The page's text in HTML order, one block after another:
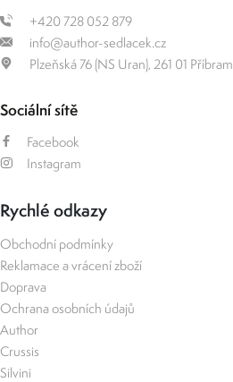
+420 728 052 879
info@author-sedlacek.cz
Plzeňská 76 (NS Uran), 261 01 Příbram
Sociální sítě
Facebook
Instagram
Rychlé odkazy
Obchodní podmínky
Reklamace a vrácení zboží
Doprava
Ochrana osobních údajů
Author
Crussis
Silvini